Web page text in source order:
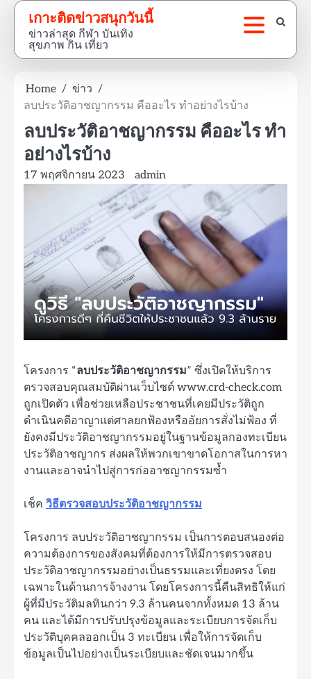
Skip
content
เกาะติดข่าวสนุกวันนี้
ข่าวล่าสุด กีฬา บันเทิง
สุขภาพ กิน เที่ยว
Home
ข่าว
ลบประวัติอาชญากรรม คืออะไร ทำอย่างไรบ้าง
ลบประวัติอาชญากรรม คืออะไร ทำ
อย่างไรบ้าง
17 พฤศจิกายน 2023 admin
โครงการ “ลบประวัติอาชญากรรม” ซึ่งเปิดให้บริการ
ตรวจสอบคุณสมบัติผ่านเว็บไซต์ www.crd-check.com
ถูกเปิดตัว เพื่อช่วยเหลือประชาชนที่เคยมีประวัติถูก
ดำเนินคดีอาญาแต่ศาลยกฟ้องหรืออัยการสั่งไม่ฟ้อง ที่
ยังคงมีประวัติอาชญากรรมอยู่ในฐานข้อมูลกองทะเบียน
ประวัติอาชญากร ส่งผลให้พวกเขาขาดโอกาสในการหา
งานและอาจนำไปสู่การก่ออาชญากรรมซ้ำ
เช็ค วิธีตรวจสอบประวัติอาชญากรรม
โครงการ ลบประวัติอาชญากรรม เป็นการตอบสนองต่อ
ความต้องการของสังคมที่ต้องการให้มีการตรวจสอบ
ประวัติอาชญากรรมอย่างเป็นธรรมและเที่ยงตรง โดย
เฉพาะในด้านการจ้างงาน โดยโครงการนี้คืนสิทธิให้แก่
ผู้ที่มีประวัติมลทินกว่า 9.3 ล้านคนจากทั้งหมด 13 ล้าน
คน และได้มีการปรับปรุงข้อมูลและระเบียบการจัดเก็บ
ประวัติบุคคลออกเป็น 3 ทะเบียน เพื่อให้การจัดเก็บ
ข้อมูลเป็นไปอย่างเป็นระเบียบและชัดเจนมากขึ้น